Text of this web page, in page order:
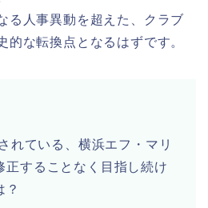
る人事異動を超えた、クラブ
的な転換点となるはずです。
れている、横浜エフ・マリ
正することなく目指し続け
？